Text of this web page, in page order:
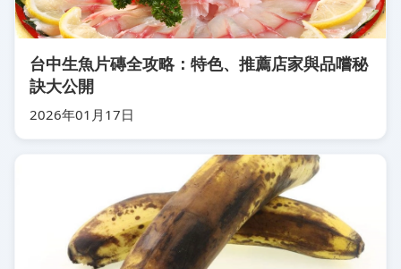
台中生魚片磚全攻略：特色、推薦店家與品嚐秘
訣大公開
2026年01月17日